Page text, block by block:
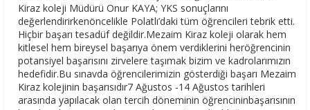
Kiraz koleji Müdürü Onur KAYA; YKS sonuçlarını
değerlendirirkenöncelikle Polatlı’daki tüm öğrencileri tebrik etti.
Hiçbir başarı tesadüf değildir.Mezaim Kiraz koleji olarak hem
kitlesel hem bireysel başarıya önem verdiklerini heröğrencinin
potansiyel başarısını zirvelere taşımak bizim ve kadrolarımızın
hedefidir.Bu sınavda öğrencilerimizin gösterdiği başarı Mezaim
Kiraz kolejinin başarısıdır7 Ağustos -14 Ağustos tarihleri
arasında yapılacak olan tercih döneminin öğrencininbaşarısının